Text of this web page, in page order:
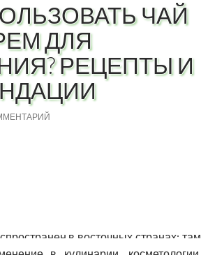
ЧАЙ
ДЛЯ
РЕЦЕПТЫ И
в восточных странах: там